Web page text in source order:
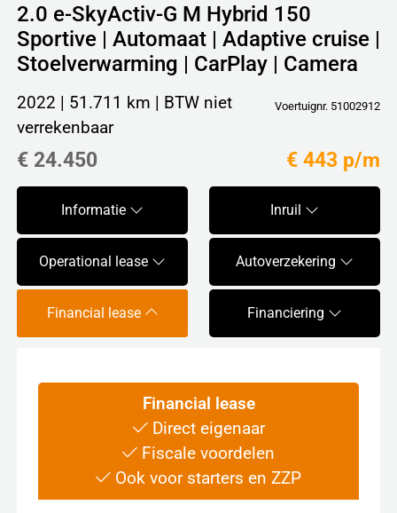
2.0 e-SkyActiv-G M Hybrid 150
Sportive | Automaat | Adaptive cruise |
Stoelverwarming | CarPlay | Camera
2022 | 51.711 km | BTW niet
verrekenbaar
Voertuignr. 51002912
€ 24.450 € 443 p/m
Informatie Inruil
Operational lease Autoverzekering
Financial lease Financiering
Financial lease
Direct eigenaar
Fiscale voordelen
Ook voor starters en ZZP